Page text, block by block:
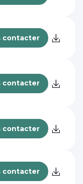
contacter
contacter
contacter
contacter